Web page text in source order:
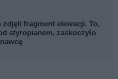
zdjęli fragment elewacji. To,
styropianem, zaskoczyło